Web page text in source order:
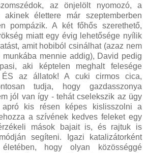
az önjelölt nyomozó, a
élettere már szeptemberben
pompázik. A két főhős szerethető,
miatt egy évig lehetősége nyílik
amit hobiból csinálhat (azaz nem
munkába mennie addig), David pedig
aki képtelen meghalt felesége
ÉS az állatok! A cuki cirmos cica,
tudja, hogy gazdasszonya
jól van így - tehát cselekszik az ügy
apró kis résen képes kislisszolni a
a szívének kedves feleket egy
mások bajait is, és rajtuk is
segíteni. Igazi katalizátorként
hogy olyan közösséggé